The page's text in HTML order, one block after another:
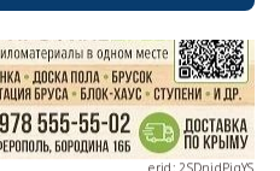
erid: 2SDnjdPjgYS